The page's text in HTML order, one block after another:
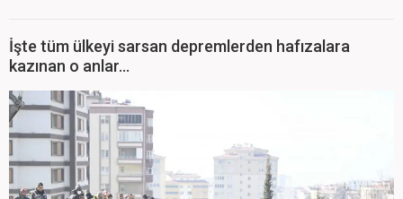
İşte tüm ülkeyi sarsan depremlerden hafızalara
kazınan o anlar...